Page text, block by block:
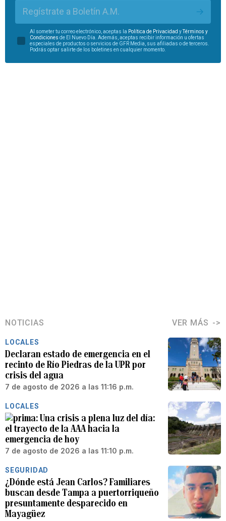
Regístrate a Boletín A.M.
Al someter tu correo electrónico, aceptas la Política de Privacidad yTérminos y
Condiciones de El Nuevo Día. Además, aceptas recibir información u ofertas
especiales de productos o servicios de GFR Media, sus afiliadas o de terceros.
Podrás optar salirte de los boletines en cualquier momento.
NOTICIAS VER MÁS
LOCALES
Declaran estado de emergencia en el
recinto de Río Piedras de la UPR por
crisis del agua
7 de agosto de 2026 a las 11:16 p.m.
LOCALES
Una crisis a plena luz del día:
el trayecto de la AAA hacia la
emergencia de hoy
7 de agosto de 2026 a las 11:10 p.m.
SEGURIDAD
¿Dónde está Jean Carlos? Familiares
buscan desde Tampa a puertorriqueño
presuntamente desparecido en
Mayagüez